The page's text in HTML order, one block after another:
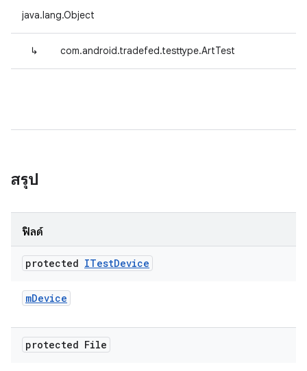
java.lang.Object
↳ com.android.tradefed.testtype.ArtTest
สรุป
ฟิลด์
protected ITestDevice
mDevice
protected File